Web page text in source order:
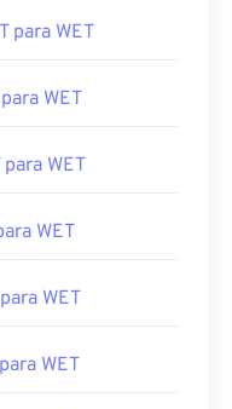
para WET
WET
para WET
WET
WET
WET